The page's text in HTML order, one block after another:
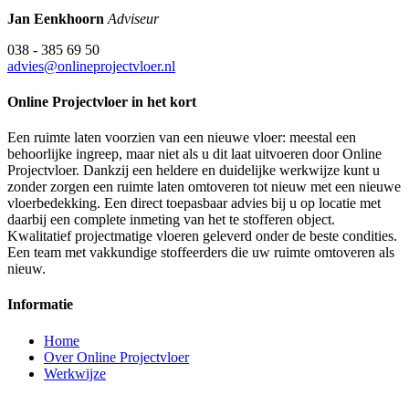
Jan Eenkhoorn Adviseur
038 - 385 69 50
advies@onlineprojectvloer.nl
Online Projectvloer in het kort
Een ruimte laten voorzien van een nieuwe vloer: meestal een
behoorlijke ingreep, maar niet als u dit laat uitvoeren door Online
Projectvloer. Dankzij een heldere en duidelijke werkwijze kunt u
zonder zorgen een ruimte laten omtoveren tot nieuw met een nieuwe
vloerbedekking. Een direct toepasbaar advies bij u op locatie met
daarbij een complete inmeting van het te stofferen object.
Kwalitatief projectmatige vloeren geleverd onder de beste condities.
Een team met vakkundige stoffeerders die uw ruimte omtoveren als
nieuw.
Informatie
Home
Over Online Projectvloer
Werkwijze